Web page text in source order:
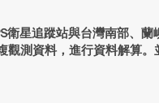
星追蹤站與台灣南部、蘭
觀測資料，進行資料解算。